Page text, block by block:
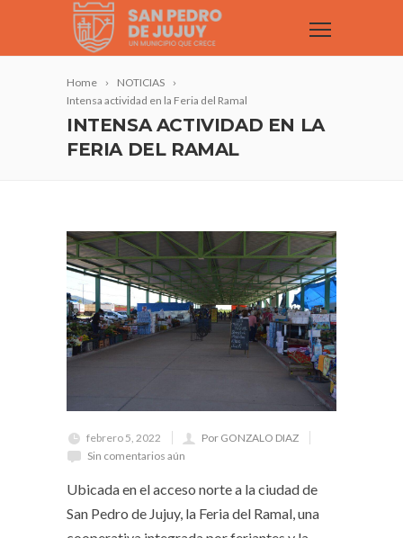
Home
NOTICIAS
Intensa actividad en la Feria del Ramal
INTENSA ACTIVIDAD EN LA
FERIA DEL RAMAL
febrero 5, 2022
Por GONZALO DIAZ
Sin comentarios aún
Ubicada en el acceso norte a la ciudad de
San Pedro de Jujuy, la Feria del Ramal, una